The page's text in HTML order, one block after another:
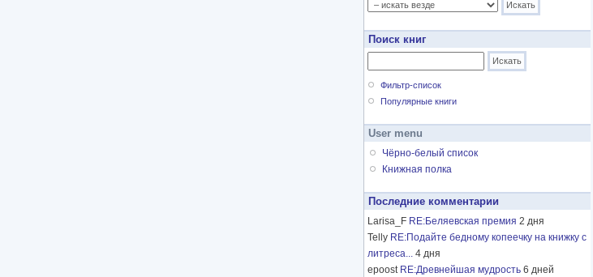
Поиск книг
Фильтр-список
Популярные книги
User menu
Чёрно-белый список
Книжная полка
Последние комментарии
Larisa_F RE:Беляевская премия 2 дня
Telly RE:Подайте бедному копеечку на книжку с
литреса... 4 дня
epoost RE:Древнейшая мудрость 6 дней